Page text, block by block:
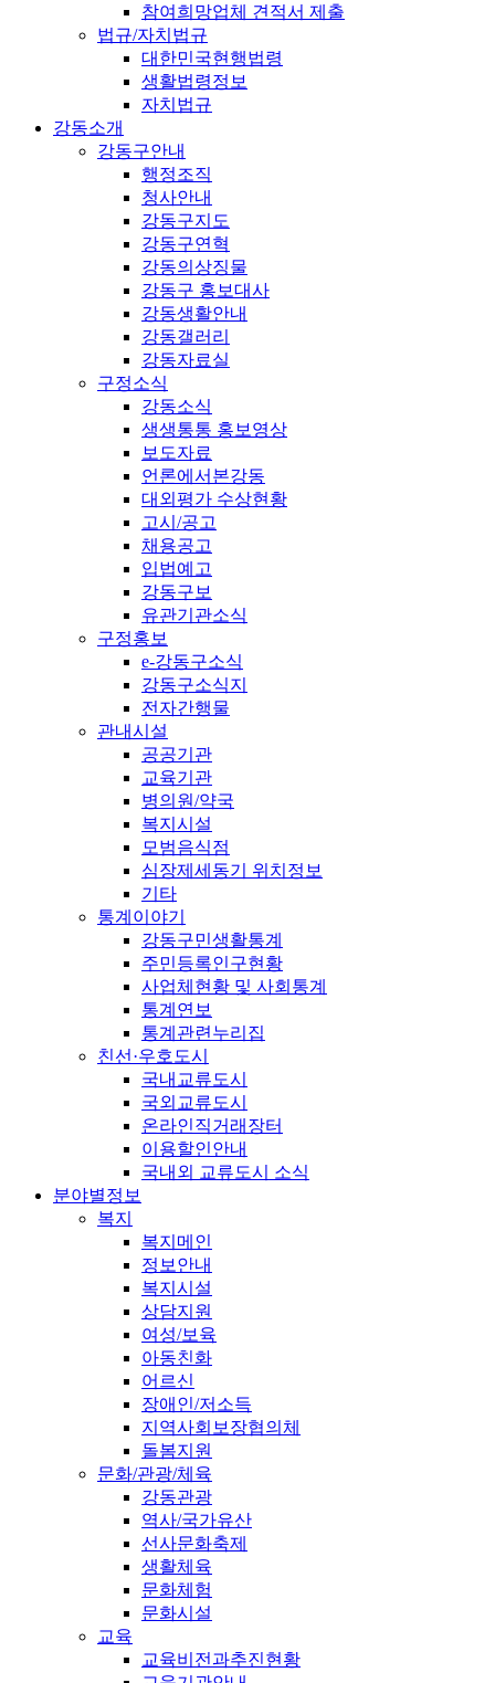
참여희망업체 견적서 제출
법규/자치법규
대한민국현행법령
생활법령정보
자치법규
강동소개
강동구안내
행정조직
청사안내
강동구지도
강동구연혁
강동의상징물
강동구 홍보대사
강동생활안내
강동갤러리
강동자료실
구정소식
강동소식
생생통통 홍보영상
보도자료
언론에서본강동
대외평가 수상현황
고시/공고
채용공고
입법예고
강동구보
유관기관소식
구정홍보
e-강동구소식
강동구소식지
전자간행물
관내시설
공공기관
교육기관
병의원/약국
복지시설
모범음식점
심장제세동기 위치정보
기타
통계이야기
강동구민생활통계
주민등록인구현황
사업체현황 및 사회통계
통계연보
통계관련누리집
친선·우호도시
국내교류도시
국외교류도시
온라인직거래장터
이용할인안내
국내외 교류도시 소식
분야별정보
복지
복지메인
정보안내
복지시설
상담지원
여성/보육
아동친화
어르신
장애인/저소득
지역사회보장협의체
돌봄지원
문화/관광/체육
강동관광
역사/국가유산
선사문화축제
생활체육
문화체험
문화시설
교육
교육비전과추진현황